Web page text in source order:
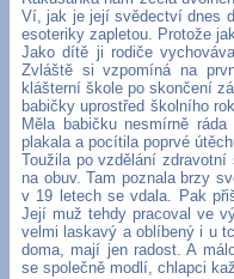
Ví, jak je její svědectví dnes
esoteriky zapletou. Protože
Jako dítě ji rodiče
Zvláště si vzpomíná na
klášterní škole po skončení
babičky uprostřed školního
Měla babičku nesmírně
plakala a pocítila poprvé
Toužila po vzdělání
na obuv. Tam poznala brzy
v 19 letech se vdala. Pak
Její muž tehdy pracoval ve
velmi laskavý a oblíbený i u
doma, mají jen radost. A
se společně modlí, chlapci